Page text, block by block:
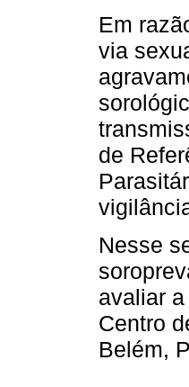
Em
via
de
Nesse
avaliar
Centro
Belém,